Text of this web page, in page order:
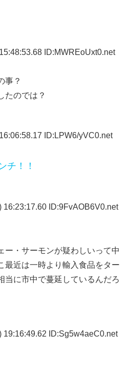
ID:MWREoUxt0.net
事？
たのでは？
ID:LPW6/yVC0.net
チ！！
16:23:17.60 ID:9FvAOB6V0.net
ー・サーモンが疑わしいって中
最近は一時より輸入食品をター
当に市中で蔓延しているんだろ
19:16:49.62 ID:Sg5w4aeC0.net